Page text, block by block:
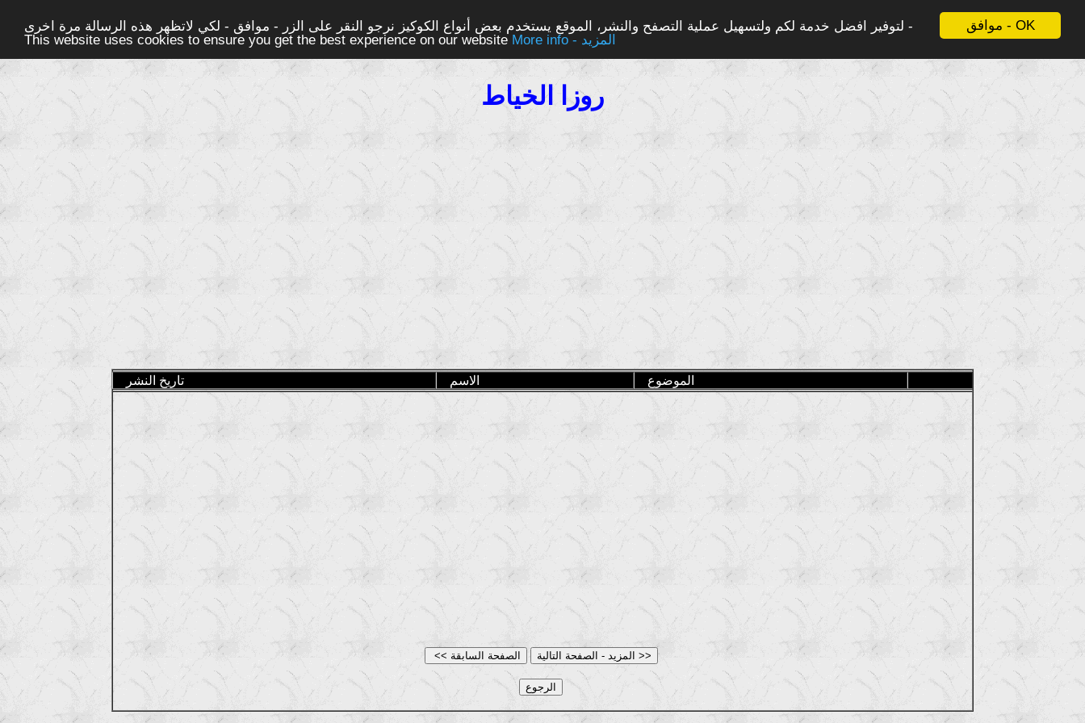
موافق - OK
لتوفير افضل خدمة لكم ولتسهيل عملية التصفح والنشر، الموقع يستخدم بعض أنواع الكوكيز نرجو النقر على الزر - موافق - لكي لاتظهر هذه الرسالة مرة اخرى -
This website uses cookies to ensure you get the best experience on our website
More info - المزيد
روزا الخياط
تاريخ النشر الاسم الموضوع